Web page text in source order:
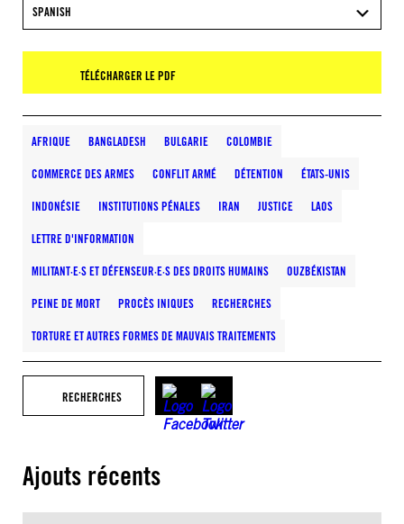
SPANISH
TÉLÉCHARGER LE PDF
AFRIQUE BANGLADESH BULGARIE COLOMBIE
COMMERCE DES ARMES CONFLIT ARMÉ DÉTENTION ÉTATS-UNIS
INDONÉSIE INSTITUTIONS PÉNALES IRAN JUSTICE LAOS
LETTRE D'INFORMATION
MILITANT·E·S ET DÉFENSEUR·E·S DES DROITS HUMAINS OUZBÉKISTAN
PEINE DE MORT PROCÈS INIQUES RECHERCHES
TORTURE ET AUTRES FORMES DE MAUVAIS TRAITEMENTS
RECHERCHES
Ajouts récents